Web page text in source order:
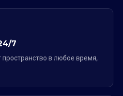
7
в любое время,